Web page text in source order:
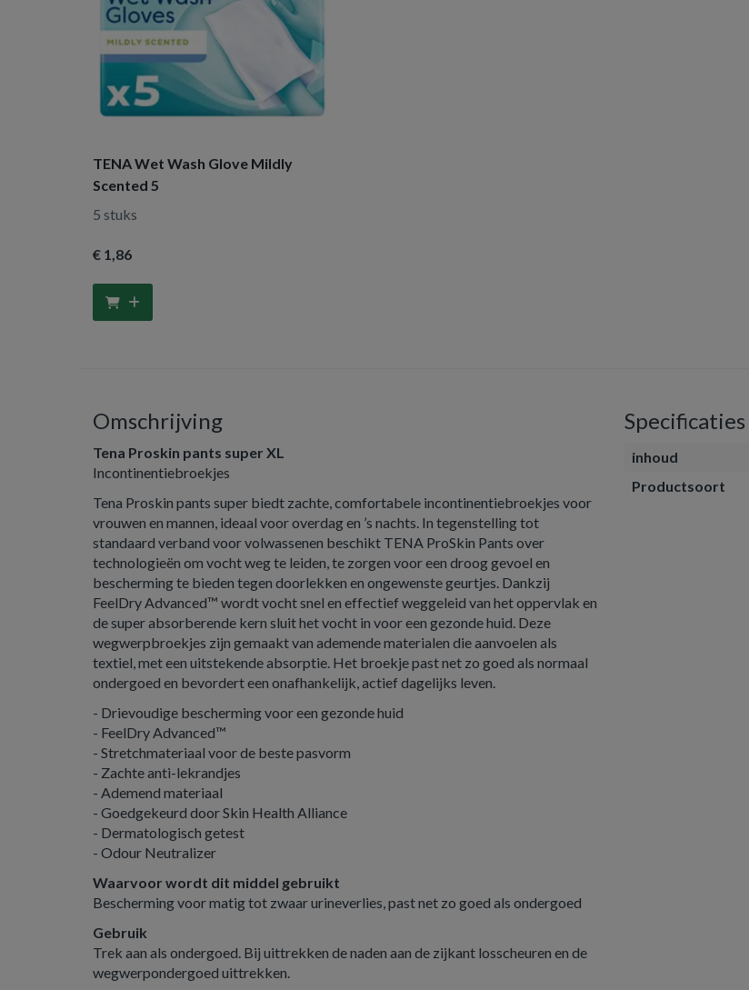
TENA Wet Wash Glove Mildly
Scented 5
5 stuks
€ 1 ,86
Omschrijving
Tena Proskin pants super XL
Incontinentiebroekjes
Tena Proskin pants super biedt zachte, comfortabele incontinentiebroekjes voor
vrouwen en mannen, ideaal voor overdag en ’s nachts. In tegenstelling tot
standaard verband voor volwassenen beschikt TENA ProSkin Pants over
technologieën om vocht weg te leiden, te zorgen voor een droog gevoel en
bescherming te bieden tegen doorlekken en ongewenste geurtjes. Dankzij
FeelDry Advanced™ wordt vocht snel en effectief weggeleid van het oppervlak en
de super absorberende kern sluit het vocht in voor een gezonde huid. Deze
wegwerpbroekjes zijn gemaakt van ademende materialen die aanvoelen als
textiel, met een uitstekende absorptie. Het broekje past net zo goed als normaal
ondergoed en bevordert een onafhankelijk, actief dagelijks leven.
- Drievoudige bescherming voor een gezonde huid
- FeelDry Advanced™
- Stretchmateriaal voor de beste pasvorm
- Zachte anti-lekrandjes
- Ademend materiaal
- Goedgekeurd door Skin Health Alliance
- Dermatologisch getest
- Odour Neutralizer
Waarvoor wordt dit middel gebruikt
Bescherming voor matig tot zwaar urineverlies, past net zo goed als ondergoed
Gebruik
Trek aan als ondergoed. Bij uittrekken de naden aan de zijkant losscheuren en de
wegwerpondergoed uittrekken.
Specificaties
inhoud
Productsoort